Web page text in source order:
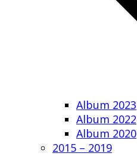
Album 2023
Album 2022
Album 2020
2015 – 2019